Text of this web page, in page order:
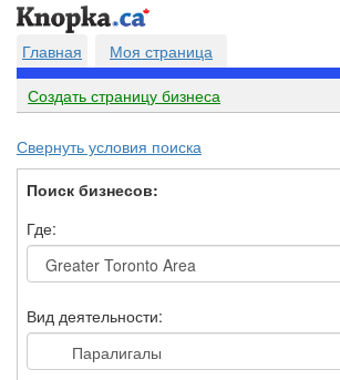
Главная
Моя страница
Создать страницу бизнеса
Свернуть условия поиска
Поиск бизнесов:
Где:
Вид деятельности: